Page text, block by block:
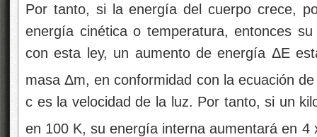
Por tanto, si la energía del cuerpo crece,
energía cinética o temperatura, entonces
con esta ley, un aumento de energía ΔE
masa Δm, en conformidad con la ecuación
c es la velocidad de la luz. Por tanto, si un
en 100 K, su energía interna aumentará en 4